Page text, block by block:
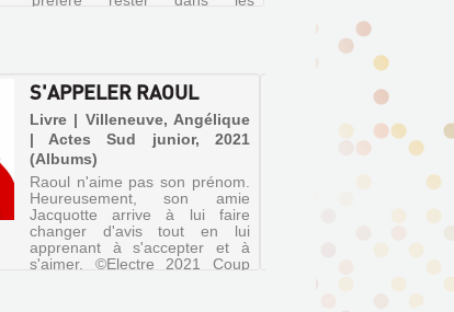
S'APPELER RAOUL
Livre | Villeneuve, Angélique
| Actes Sud junior, 2021
(Albums)
Raoul n'aime pas son prénom.
Heureusement, son amie
Jacquotte arrive à lui faire
changer d'avis tout en lui
apprenant à s'accepter et à
s'aimer. ©Electre 2021 Coup
DU
Livre
La